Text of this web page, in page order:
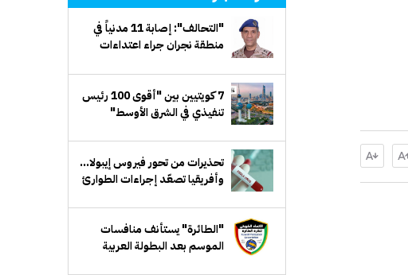
"التحالف": إصابة 11 مدنياً في
منطقة نجران جراء اعتداءات
7 كويتيين بين "أقوى 100 رئيس
تنفيذي في الشرق الأوسط"
تحذيرات من تحور فيروس إيبولا...
وأفريقيا تصعّد إجراءات الطوارئ
"الطائرة" يستأنف منافسات
الموسم بعد البطولة العربية